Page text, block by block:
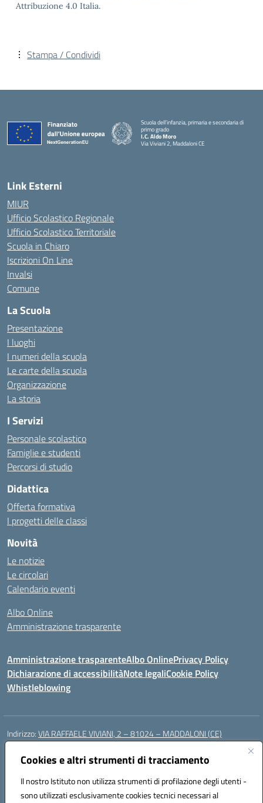
Cookies e altri strumenti di tracciamento
Il nostro Istituto non utilizza strumenti di profilazione degli utenti -
sono utilizzati esclusivamente cookies tecnici necessari al
Attribuzione 4.0 Italia.
Stampa / Condividi
Scuola dell’infanzia, primaria e secondaria di
primo grado
I.C. Aldo Moro
Via Viviani 2, Maddaloni CE
Link Esterni
MIUR
Ufficio Scolastico Regionale
Ufficio Scolastico Territoriale
Scuola in Chiaro
Iscrizioni On Line
Invalsi
Comune
La Scuola
Presentazione
I luoghi
I numeri della scuola
Le carte della scuola
Organizzazione
La storia
I Servizi
Personale scolastico
Famiglie e studenti
Percorsi di studio
Didattica
Offerta formativa
I progetti delle classi
Novità
Le notizie
Le circolari
Calendario eventi
Albo Online
Amministrazione trasparente
Amministrazione trasparenteAlbo OnlinePrivacy Policy
Dichiarazione di accessibilitàNote legaliCookie Policy
Whistleblowing
Indirizzo:VIA RAFFAELE VIVIANI, 2 – 81024 – MADDALONI (CE)
Centralino:
Posta elettronica certificata (PEC):ceic8av00r@pec.istruzione.it
Codice fiscale: 93086020612
Codice meccanografico:CEIC8AV00R